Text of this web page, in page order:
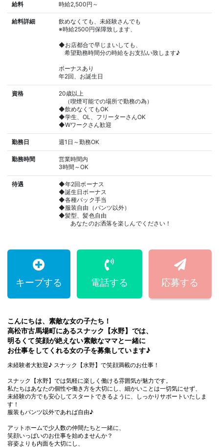
給料 時給2,500円～
給料詳細
飲めなくても、未経験さんでも
※時給2500円保障致します、
◆お店都合で早じまいしても、
希望勤務時間分の時給をお支払い致します♪
ボーナスあり
年2回、お誕生日
資格
20歳以上
（喫煙可能での場所で勤務の為）
◆飲めなくてもOK
◆学生、OL、フリーターさんOK
◆Wワークさん歓迎
勤務日 週1日～勤務OK
勤務時間
営業時間内
3時間～OK
待遇
◆年2回ボーナス
◆誕生日ボーナス
◆各種バック手当
◆服装自由（パンツ以外）
◆髪型、髪色自由
あなたのお洒落を楽しんでください！
キープする 電話する 応募する
こんにちは、素敵な女の子たち！
高松市古馬場町にあるスナック【水野】では、
明るくて笑顔が絶えない素敵なママと一緒に
お仕事をしてくれる女の子を募集しています♪
未経験者大歓迎♪ スナック【水野】で笑顔満載のお仕事！
スナック【水野】では気軽に楽しく働ける雰囲気が魅力です。
私たちはあなたの個性や働き方を大切にし、細かいことは一切気にせず、
未経験の方でも安心してスタートできるように、しっかりサポートいたしま
す！
服装もパンツ以外であれば自由♪
アットホームで少人数の仲間たちと一緒に、
笑顔いっぱいのお仕事を始めませんか？
容姿よりも内面を大切にし、